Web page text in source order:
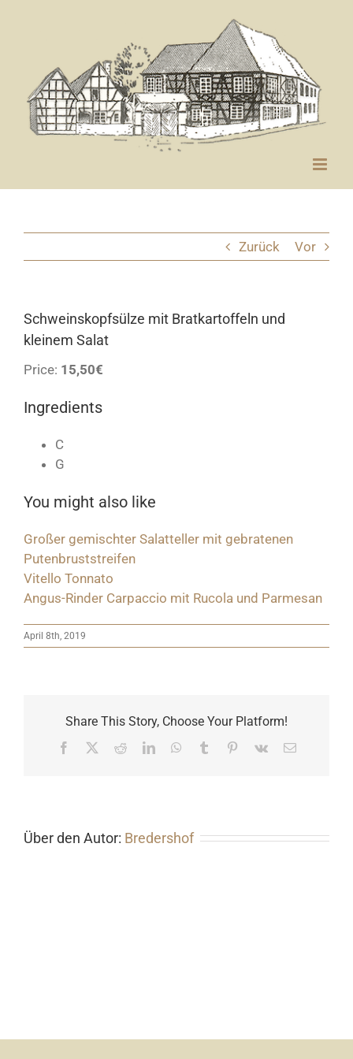
Zurück Vor
Schweinskopfsülze mit Bratkartoffeln und
kleinem Salat
Price: 15,50€
Ingredients
C
G
You might also like
Großer gemischter Salatteller mit gebratenen
Putenbruststreifen
Vitello Tonnato
Angus-Rinder Carpaccio mit Rucola und Parmesan
April 8th, 2019
Share This Story, Choose Your Platform!
Facebook RedditLinkedInWhatsApp
Tumblr Pinterest
Vk
E-
Über den Autor: Bredershof